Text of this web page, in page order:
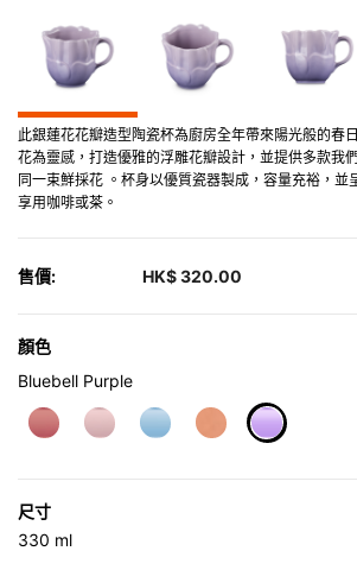
此銀蓮花花瓣造型陶瓷杯為廚房全年帶來陽光般的春
花為靈感，打造優雅的浮雕花瓣設計，並提供多款我
同一束鮮採花 。杯身以優質瓷器製成，容量充裕，並
享用咖啡或茶。
售價: HK$ 320.00
顏色
Bluebell Purple
尺寸
330 ml